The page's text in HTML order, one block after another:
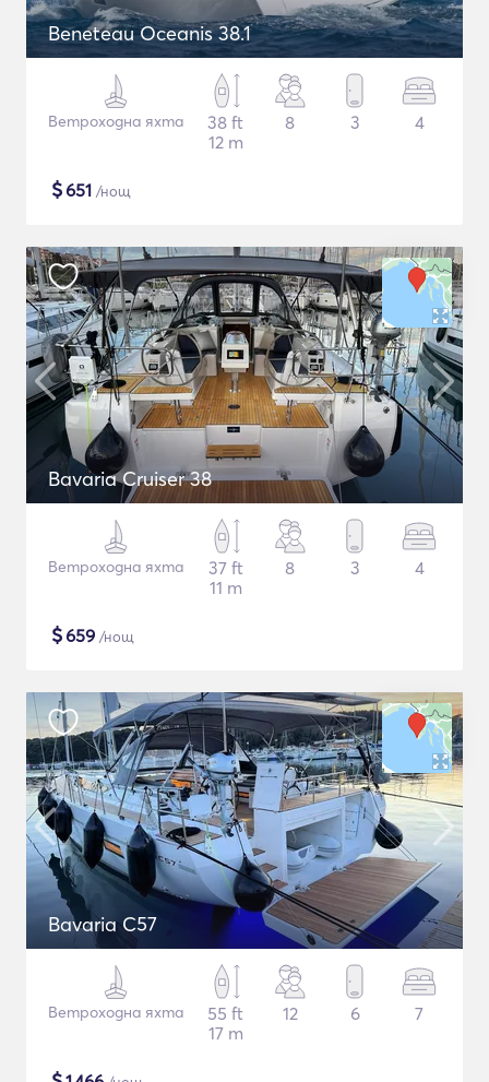
Beneteau Oceanis 38.1
Ветроходна яхта
38 ft
12 m
8 3 4
$651 /нощ
Bavaria Cruiser 38
Ветроходна яхта
37 ft
11 m
8 3 4
$659 /нощ
Bavaria C57
Ветроходна яхта
55 ft
17 m
12 6 7